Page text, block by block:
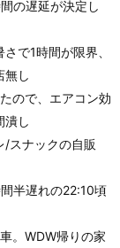
の遅延が決定し
で1時間が限界、
無し
ので、エアコン効
潰し
/スナックの自販
半遅れの22:10頃
。WDW帰りの家